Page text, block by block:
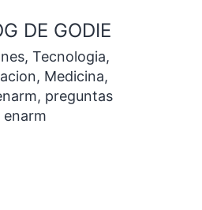
DE GODIE
Tecnologia,
Medicina,
preguntas
enarm